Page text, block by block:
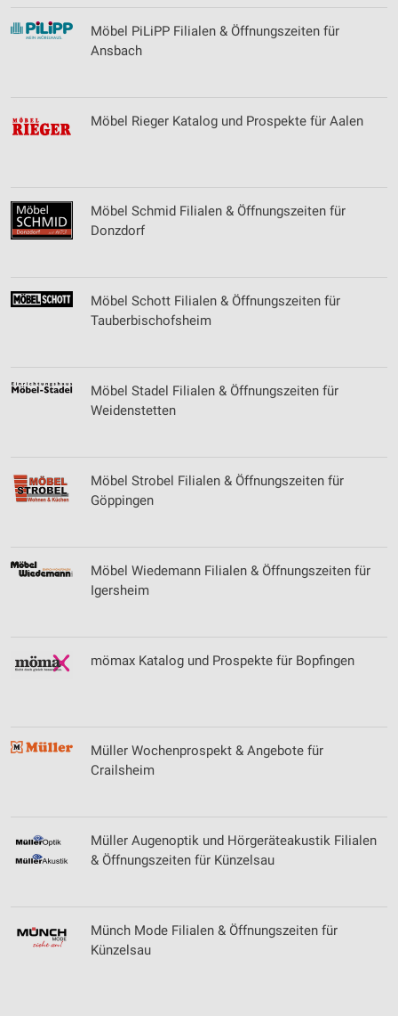
Möbel PiLiPP Filialen & Öffnungszeiten für
Ansbach
Möbel Rieger Katalog und Prospekte für Aalen
Möbel Schmid Filialen & Öffnungszeiten für
Donzdorf
Möbel Schott Filialen & Öffnungszeiten für
Tauberbischofsheim
Möbel Stadel Filialen & Öffnungszeiten für
Weidenstetten
Möbel Strobel Filialen & Öffnungszeiten für
Göppingen
Möbel Wiedemann Filialen & Öffnungszeiten für
Igersheim
mömax Katalog und Prospekte für Bopfingen
Müller Wochenprospekt & Angebote für
Crailsheim
Müller Augenoptik und Hörgeräteakustik Filialen
& Öffnungszeiten für Künzelsau
Münch Mode Filialen & Öffnungszeiten für
Künzelsau
Erstellung von Profilen zur Personalisierung
von Inhalten
Messung der Werbeleistung
Kombinationen von Daten aus verschiedenen
Quellen
Verwendung reduzierter Daten zur Auswahl von
Geräte anhand von aktiv angeforderten
Notwendig